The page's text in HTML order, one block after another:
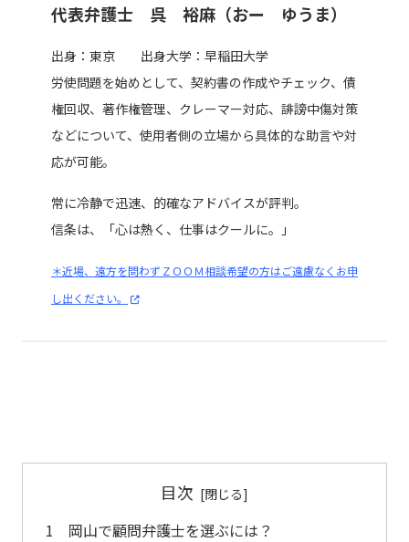
代表弁護士 呉 裕麻（おー ゆうま）
出身：東京 出身大学：早稲田大学
労使問題を始めとして、契約書の作成やチェック、債
権回収、著作権管理、クレーマー対応、誹謗中傷対策
などについて、使用者側の立場から具体的な助言や対
応が可能。
常に冷静で迅速、的確なアドバイスが評判。
信条は、「心は熱く、仕事はクールに。」
＊近場、遠方を問わずＺＯＯＭ相談希望の方はご遠慮なくお申
し出ください。
目次
1 岡山で顧問弁護士を選ぶには？